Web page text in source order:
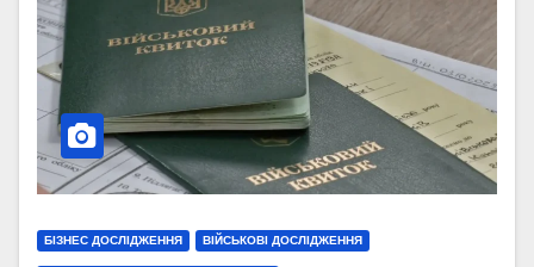
БІЗНЕС ДОСЛІДЖЕННЯ ВІЙСЬКОВІ ДОСЛІДЖЕННЯ